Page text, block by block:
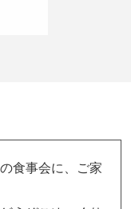
食事会に、ご家